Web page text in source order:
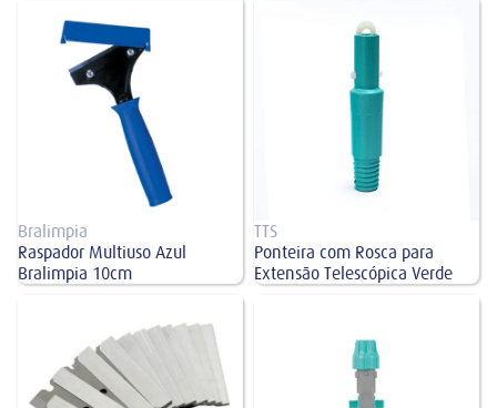
Bralimpia
Raspador Multiuso Azul
Bralimpia 10cm
Telescópica Verde
TTS
Ponteira com Rosca para
Extensão Telescópica Verde